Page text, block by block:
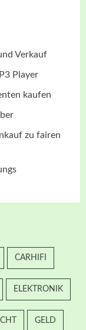
Verkauf
Player
kaufen
zu fairen
CARHIFI
ELEKTRONIK
GELD